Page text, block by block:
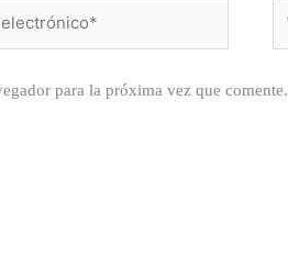
para la próxima vez que comente.